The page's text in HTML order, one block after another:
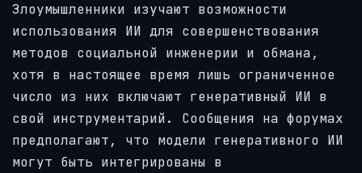
Злоумышленники изучают возможности
использования ИИ для совершенствования
методов социальной инженерии и обмана,
хотя в настоящее время лишь ограниченное
число из них включают генеративный ИИ в
свой инструментарий. Сообщения на форумах
предполагают, что модели генеративного ИИ
могут быть интегрированы в